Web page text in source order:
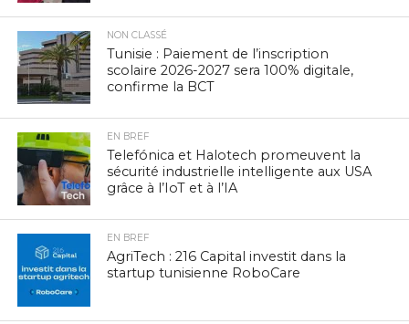
NON CLASSÉ
Tunisie : Paiement de l’inscription
scolaire 2026-2027 sera 100% digitale,
confirme la BCT
EN BREF
Telefónica et Halotech promeuvent la
sécurité industrielle intelligente aux USA
grâce à l’IoT et à l’IA
EN BREF
AgriTech : 216 Capital investit dans la
startup tunisienne RoboCare